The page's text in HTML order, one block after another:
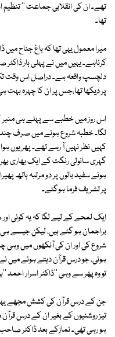
تھے۔ ان کی انقلابی جماعت '' تنظیم
تھا۔
میرا معمول یہی تھا کہ باغ جناح
کرناہے۔ یہیں میں نے پہلی بار
دلچسپ واقعہ ہے۔ دراصل اس وقت
پر دیکھا تھا،جس پر ان کا چہرہ بہت
اس روز میں خطبے سے پہلے ہی منبر
لگا۔ خطبہ شروع ہونے میں صرف
کہیں نظر نہیں آ رہے تھے۔ پھر
گہری سانولی رنگت کے ایک بھاری
ہوئے سفید بالوں پر دو مرتبہ ہاتھ
پر تشریف فرما ہوگئے۔
ایک لمحے کے لیے لگا کہ یہ کوئی
براجمان ہو گئے ہیں، لیکن جیسے
شروع کی اور ان کی آنکھوں میں
ہوئی، جو درس قرآن دیتے ہوئے
تو وہ پھر سے وہی ''ڈاکٹر اسرار احمد
جن کے درس قرآن کی کشش مجھے یہاں
تیز روشنیوں کے بغیر ان کے درس
ہو رہی تھی۔ نمازکے بعد ڈاکٹر